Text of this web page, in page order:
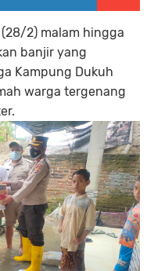
2) malam hingga
banjir yang
Kampung Dukuh
warga tergenang